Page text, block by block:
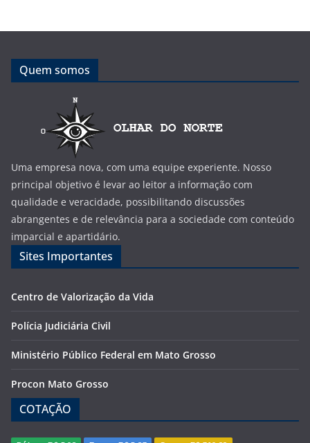
Quem somos
Uma empresa nova, com uma equipe experiente. Nosso
principal objetivo é levar ao leitor a informação com
qualidade e veracidade, possibilitando discussões
abrangentes e de relevância para a sociedade com conteúdo
imparcial e apartidário.
Sites Importantes
Centro de Valorização da Vida
Polícia Judiciária Civil
Ministério Público Federal em Mato Grosso
Procon Mato Grosso
COTAÇÃO